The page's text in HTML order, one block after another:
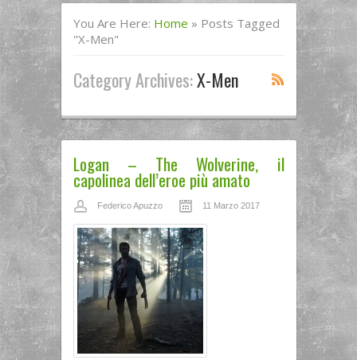
You Are Here: Home » Posts Tagged
"X-Men"
Category Archives:X-Men
Logan – The Wolverine, il
capolinea dell’eroe più amato
Federico Apuzzo 11 Marzo 2017